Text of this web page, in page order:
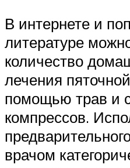
В интернете и
литературе
количество
лечения
помощью трав и
компрессов.
врачом